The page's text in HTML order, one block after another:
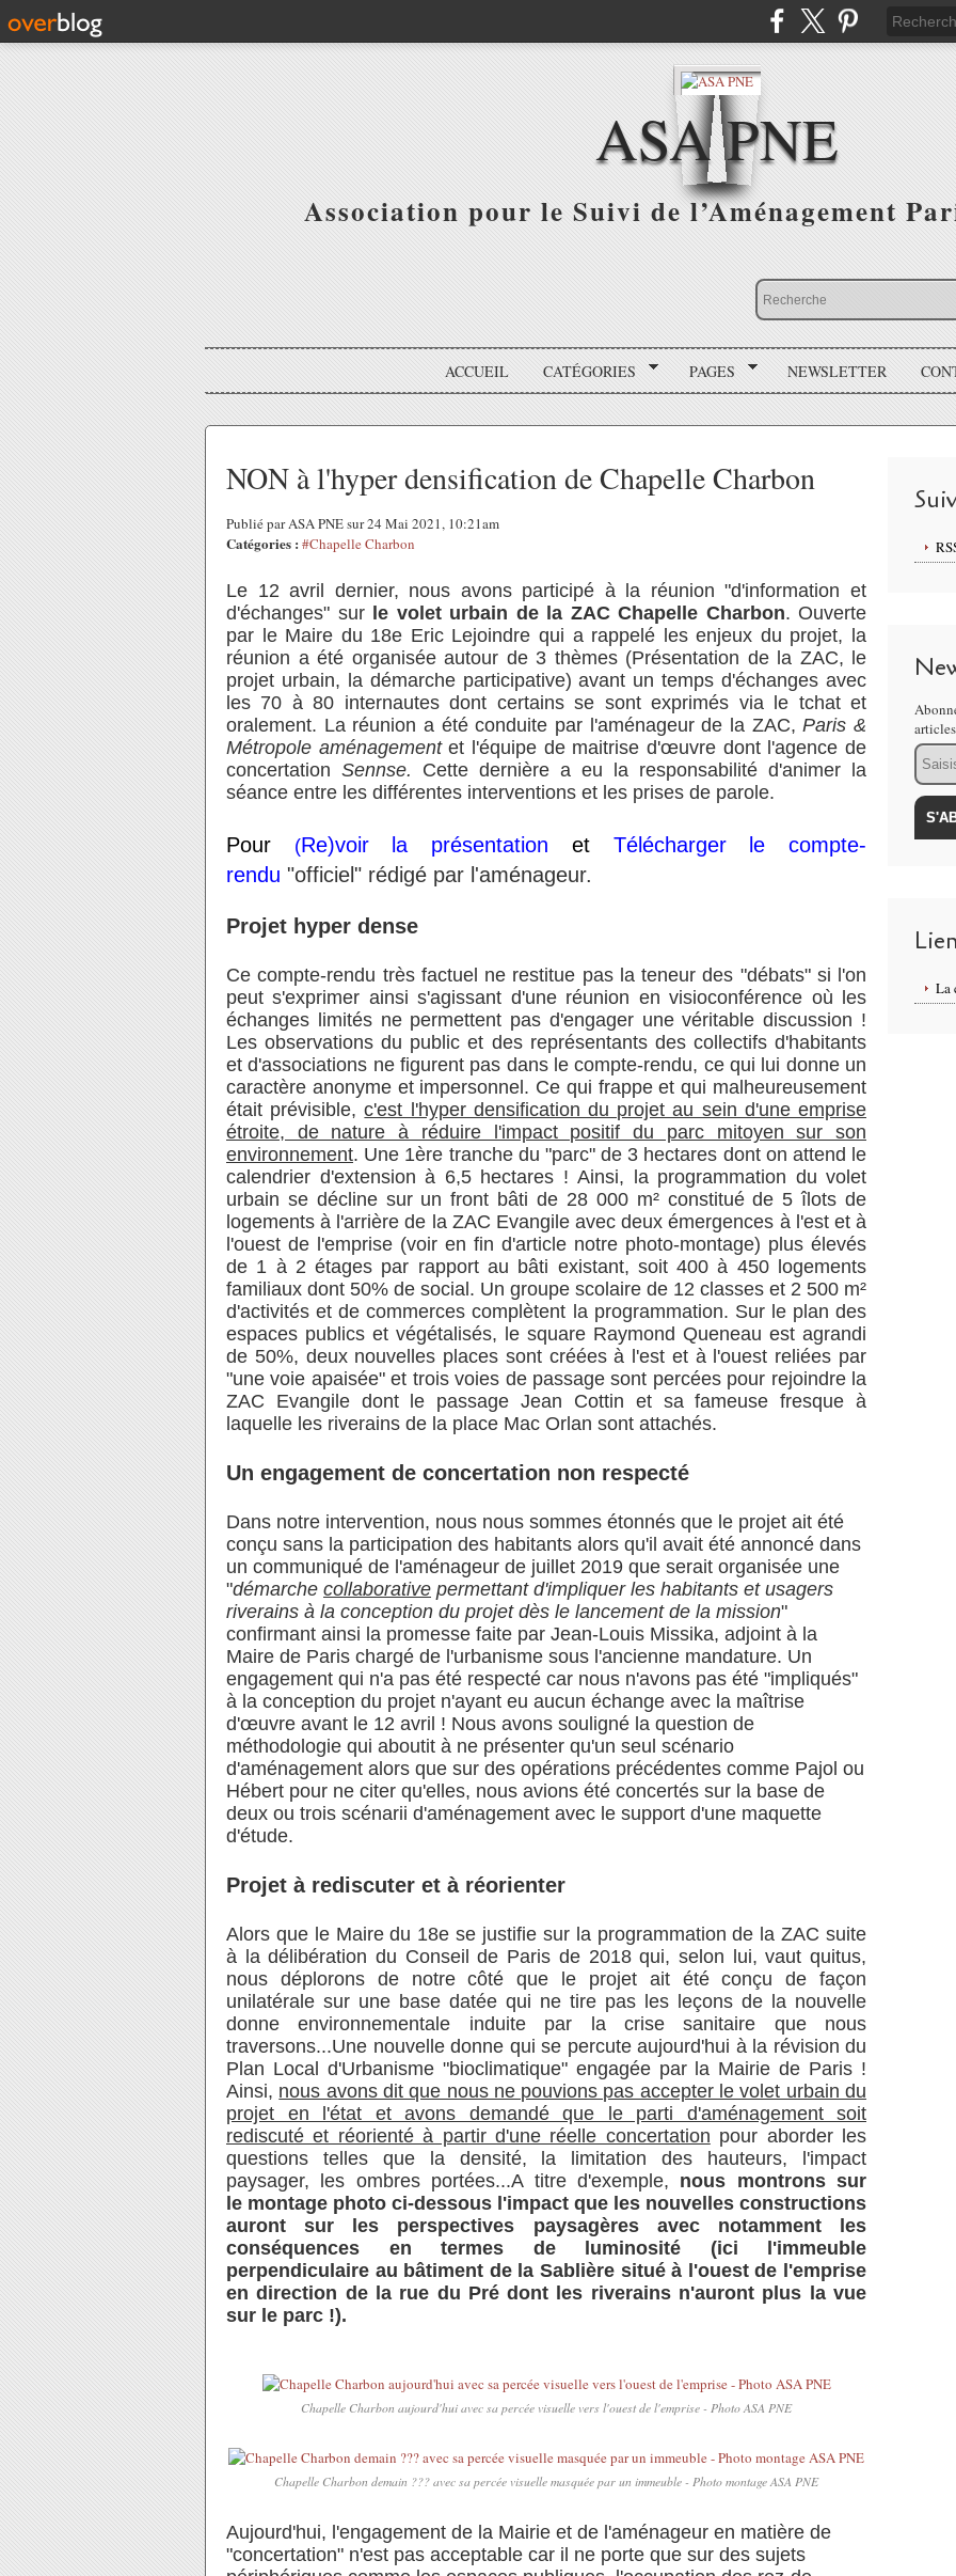
ASA PNE
Association pour le Suivi de l’Aménagement
ACCUEIL CATÉGORIES PAGES NEWSLETTER
NON à l'hyper densification de Chapelle Charbon
Publié par ASA PNE sur 24 Mai 2021, 10:21am
Catégories : #Chapelle Charbon
Le 12 avril dernier, nous avons participé à la réunion "d'information et
d'échanges" sur le volet urbain de la ZAC Chapelle Charbon. Ouverte
par le Maire du 18e Eric Lejoindre qui a rappelé les enjeux du projet, la
réunion a été organisée autour de 3 thèmes (Présentation de la ZAC, le
projet urbain, la démarche participative) avant un temps d'échanges avec
les 70 à 80 internautes dont certains se sont exprimés via le tchat et
oralement. La réunion a été conduite par l'aménageur de la ZAC,Paris &
Métropole aménagementet l'équipe de maitrise d'œuvre dont l'agence de
concertation Sennse. Cette dernière a eu la responsabilité d'animer la
séance entre les différentes interventions et les prises de parole.
Pour (Re)voir la présentation et Télécharger le compte-
rendu "officiel" rédigé par l'aménageur.
Projet hyper dense
Ce compte-rendu très factuel ne restitue pas la teneur des "débats" si l'on
peut s'exprimer ainsi s'agissant d'une réunion en visioconférence où les
échanges limités ne permettent pas d'engager une véritable discussion !
Les observations du public et des représentants des collectifs d'habitants
et d'associations ne figurent pas dans le compte-rendu, ce qui lui donne un
caractère anonyme et impersonnel. Ce qui frappe et qui malheureusement
était prévisible,c'est l'hyper densification du projet au sein d'une emprise
étroite, de nature à réduire l'impact positif du parc mitoyen sur son
environnement. Une 1ère tranche du "parc" de 3 hectares dont on attend le
calendrier d'extension à 6,5 hectares ! Ainsi, la programmation du volet
urbain se décline sur un front bâti de 28 000 m² constitué de 5 îlots de
logements à l'arrière de la ZAC Evangile avec deux émergences à l'est et à
l'ouest de l'emprise (voir en fin d'article notre photo-montage) plus élevés
de 1 à 2 étages par rapport au bâti existant, soit 400 à 450 logements
familiaux dont 50% de social. Un groupe scolaire de 12 classes et 2 500 m²
d'activités et de commerces complètent la programmation. Sur le plan des
espaces publics et végétalisés, le square Raymond Queneau est agrandi
de 50%, deux nouvelles places sont créées à l'est et à l'ouest reliées par
"une voie apaisée" et trois voies de passage sont percées pour rejoindre la
ZAC Evangile dont le passage Jean Cottin et sa fameuse fresque à
laquelle les riverains de la place Mac Orlan sont attachés.
Un engagement de concertation non respecté
Dans notre intervention, nous nous sommes étonnés que le projet ait été
conçu sans la participation des habitants alors qu'il avait été annoncé dans
un communiqué de l'aménageur de juillet 2019 que serait organisée une
"démarche collaborative permettant d'impliquer les habitants et usagers
riverains à la conception du projet dès le lancement de la mission"
confirmant ainsi la promesse faite par Jean-Louis Missika, adjoint à la
Maire de Paris chargé de l'urbanisme sous l'ancienne mandature. Un
engagement qui n'a pas été respecté car nous n'avons pas été "impliqués"
à la conception du projet n'ayant eu aucun échange avec la maîtrise
d'œuvre avant le 12 avril ! Nous avons souligné la question de
méthodologie qui aboutit à ne présenter qu'un seul scénario
d'aménagement alors que sur des opérations précédentes comme Pajol ou
Hébert pour ne citer qu'elles, nous avions été concertés sur la base de
deux ou trois scénarii d'aménagement avec le support d'une maquette
d'étude.
Projet à rediscuter et à réorienter
Alors que le Maire du 18e se justifie sur la programmation de la ZAC suite
à la délibération du Conseil de Paris de 2018 qui, selon lui, vaut quitus,
nous déplorons de notre côté que le projet ait été conçu de façon
unilatérale sur une base datée qui ne tire pas les leçons de la nouvelle
donne environnementale induite par la crise sanitaire que nous
traversons...Une nouvelle donne qui se percute aujourd'hui à la révision du
Plan Local d'Urbanisme "bioclimatique" engagée par la Mairie de Paris !
Ainsi, nous avons dit que nous ne pouvions pas accepter le volet urbain du
projet en l'état et avons demandé que le parti d'aménagement soit
rediscuté et réorienté à partir d'une réelle concertation pour aborder les
questions telles que la densité, la limitation des hauteurs, l'impact
paysager, les ombres portées...A titre d'exemple, nous montrons sur
le montage photo ci-dessous l'impact que les nouvelles constructions
auront sur les perspectives paysagères avec notamment les
conséquences en termes de luminosité (ici l'immeuble
perpendiculaire au bâtiment de la Sablière situé à l'ouest de l'emprise
en direction de la rue du Pré dont les riverains n'auront plus la vue
sur le parc !).
Chapelle Charbon aujourd'hui avec sa percée visuelle vers l'ouest de l'emprise - Photo ASA PNE
Chapelle Charbon demain ??? avec sa percée visuelle masquée par un immeuble - Photo montage ASA PNE
Aujourd'hui, l'engagement de la Mairie et de l'aménageur en matière de
"concertation" n'est pas acceptable car il ne porte que sur des sujets
Email
La